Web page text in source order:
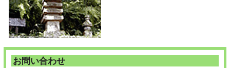
お問い合わせ